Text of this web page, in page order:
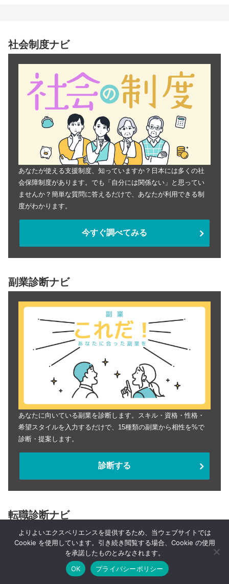
社会制度ナビ
あなたが使える支援制度、知っていますか？日本には多くの社
会保障制度があります。でも「自分には関係ない」と思ってい
ませんか？簡単な質問に答えるだけで、あなたが利用できる制
度がわかります。
今すぐ調べてみる
副業診断ナビ
あなたに向いている副業を診断します。スキル・資格・性格・
希望スタイルを入力するだけで、15種類の副業から相性を%で
診断・提案します。
診断する
転職診断ナビ
よりよいエクスペリエンスを提供するため、当ウェブサイトでは
Cookie を使用しています。引き続き閲覧する場合、Cookie の使用
を承諾したものとみなされます。
OK
プライバシーポリシー